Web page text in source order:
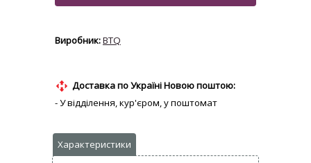
BTQ
Доставка по Україні Новою поштою:
- У відділення, кур'єром, у поштомат